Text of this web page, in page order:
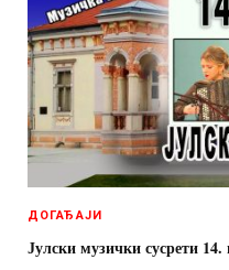
ДОГАЂАЈИ
Јулски музички сусрети